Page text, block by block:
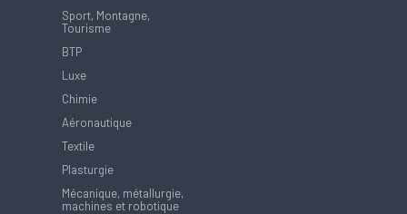
Sport, Montagne,
Tourisme
BTP
Luxe
Chimie
Aéronautique
Textile
Plasturgie
Mécanique, métallurgie,
machines et robotique